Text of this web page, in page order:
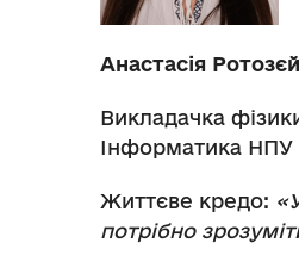
Анастасія Ротозєй
Викладачка
Інформатика
Життєве кредо:
потрібно